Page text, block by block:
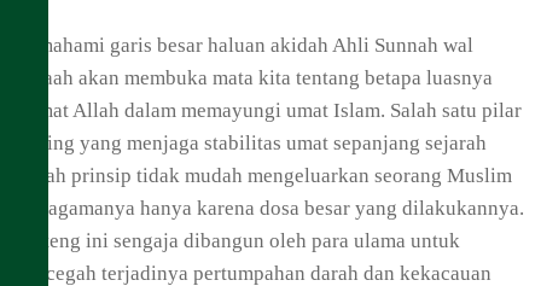
Memahami garis besar haluan akidah Ahli Sunnah wal
Jamaah akan membuka mata kita tentang betapa luasnya
rahmat Allah dalam memayungi umat Islam. Salah satu pilar
penting yang menjaga stabilitas umat sepanjang sejarah
adalah prinsip tidak mudah mengeluarkan seorang Muslim
dari agamanya hanya karena dosa besar yang dilakukannya.
Benteng ini sengaja dibangun oleh para ulama untuk
mencegah terjadinya pertumpahan darah dan kekacauan